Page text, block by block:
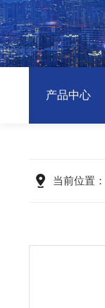
产品中心
当前位置：